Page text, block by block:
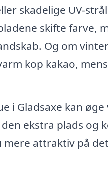
skadelige UV-
skifte farve,
Og om
kop kakao,
i Gladsaxe kan
ekstra plads og
attraktiv på